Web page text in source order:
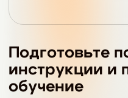
Подготовьте
инструкции и
обучение